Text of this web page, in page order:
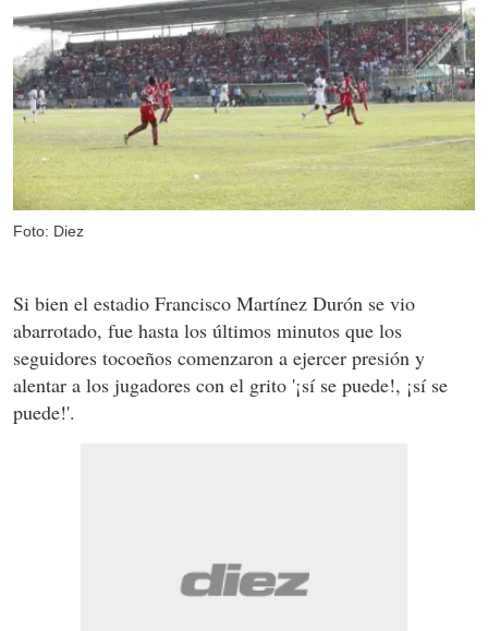
Foto: Diez
Si bien el estadio Francisco Martínez Durón se vio
abarrotado, fue hasta los últimos minutos que los
seguidores tocoeños comenzaron a ejercer presión y
alentar a los jugadores con el grito '¡sí se puede!, ¡sí se
puede!'.